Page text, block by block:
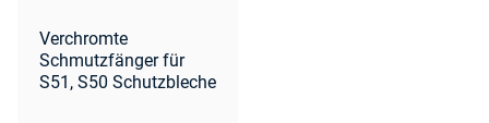
Verchromte
Schmutzfänger für
S51, S50 Schutzbleche